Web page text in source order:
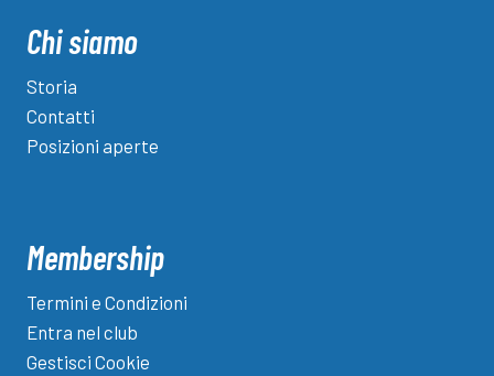
Chi siamo
Storia
Contatti
Posizioni aperte
Membership
Termini e Condizioni
Entra nel club
Gestisci Cookie